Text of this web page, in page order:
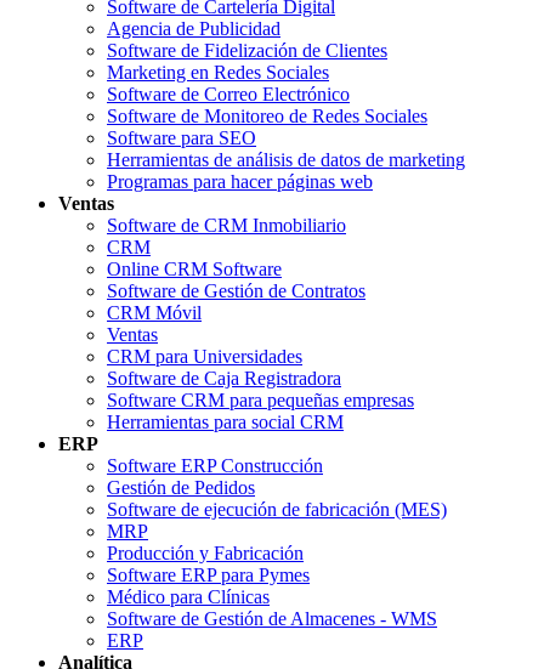
Software de Cartelería Digital
Agencia de Publicidad
Software de Fidelización de Clientes
Marketing en Redes Sociales
Software de Correo Electrónico
Software de Monitoreo de Redes Sociales
Software para SEO
Herramientas de análisis de datos de marketing
Programas para hacer páginas web
Ventas
Software de CRM Inmobiliario
CRM
Online CRM Software
Software de Gestión de Contratos
CRM Móvil
Ventas
CRM para Universidades
Software de Caja Registradora
Software CRM para pequeñas empresas
Herramientas para social CRM
ERP
Software ERP Construcción
Gestión de Pedidos
Software de ejecución de fabricación (MES)
MRP
Producción y Fabricación
Software ERP para Pymes
Médico para Clínicas
Software de Gestión de Almacenes - WMS
ERP
Analítica